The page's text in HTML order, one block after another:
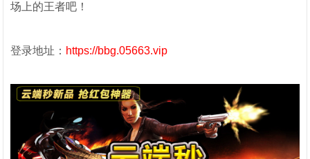
场上的王者吧！
登录地址： https://bbg.05663.vip